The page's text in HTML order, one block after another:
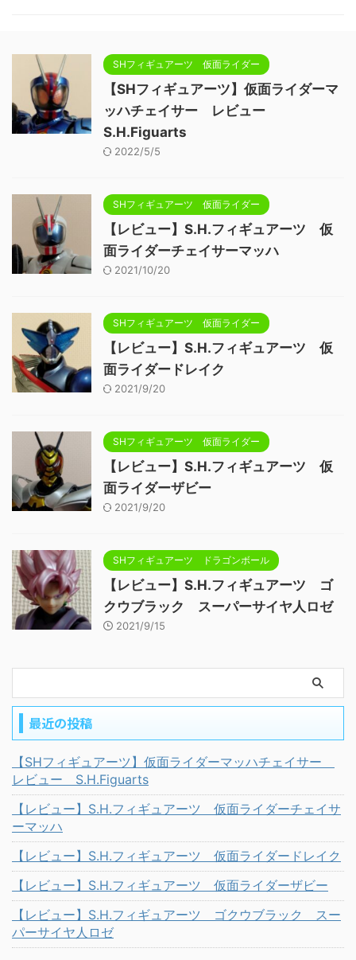
SHフィギュアーツ 仮面ライダー
【SHフィギュアーツ】仮面ライダーマ
ッハチェイサー レビュー
S.H.Figuarts
2022/5/5
SHフィギュアーツ 仮面ライダー
【レビュー】S.H.フィギュアーツ 仮
面ライダーチェイサーマッハ
2021/10/20
SHフィギュアーツ 仮面ライダー
【レビュー】S.H.フィギュアーツ 仮
面ライダードレイク
2021/9/20
SHフィギュアーツ 仮面ライダー
【レビュー】S.H.フィギュアーツ 仮
面ライダーザビー
2021/9/20
SHフィギュアーツ ドラゴンボール
【レビュー】S.H.フィギュアーツ ゴ
クウブラック スーパーサイヤ人ロゼ
2021/9/15
最近の投稿
【SHフィギュアーツ】仮面ライダーマッハチェイサー
レビュー S.H.Figuarts
【レビュー】S.H.フィギュアーツ 仮面ライダーチェイサ
ーマッハ
【レビュー】S.H.フィギュアーツ 仮面ライダードレイク
【レビュー】S.H.フィギュアーツ 仮面ライダーザビー
【レビュー】S.H.フィギュアーツ ゴクウブラック スー
パーサイヤ人ロゼ